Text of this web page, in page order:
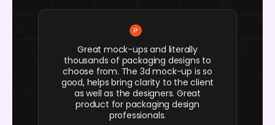
Great mock-ups and literally
thousands of packaging designs to
choose from. The 3d mock-up is so
good, helps bring clarity to the client
as well as the designers. Great
product for packaging design
professionals.